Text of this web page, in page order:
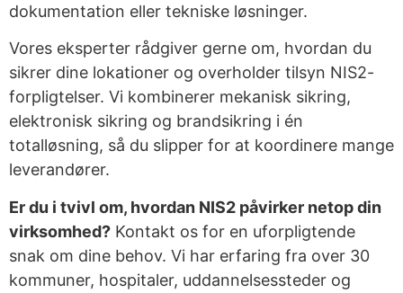
dokumentation eller tekniske løsninger.
Vores eksperter rådgiver gerne om, hvordan du
sikrer dine lokationer og overholder tilsyn NIS2-
forpligtelser. Vi kombinerer mekanisk sikring,
elektronisk sikring og brandsikring i én
totalløsning, så du slipper for at koordinere mange
leverandører.
Er du i tvivl om, hvordan NIS2 påvirker netop din
virksomhed? Kontakt os for en uforpligtende
snak om dine behov. Vi har erfaring fra over 30
kommuner, hospitaler, uddannelsessteder og